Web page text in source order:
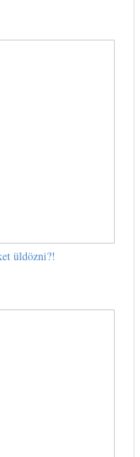
üldözni?!